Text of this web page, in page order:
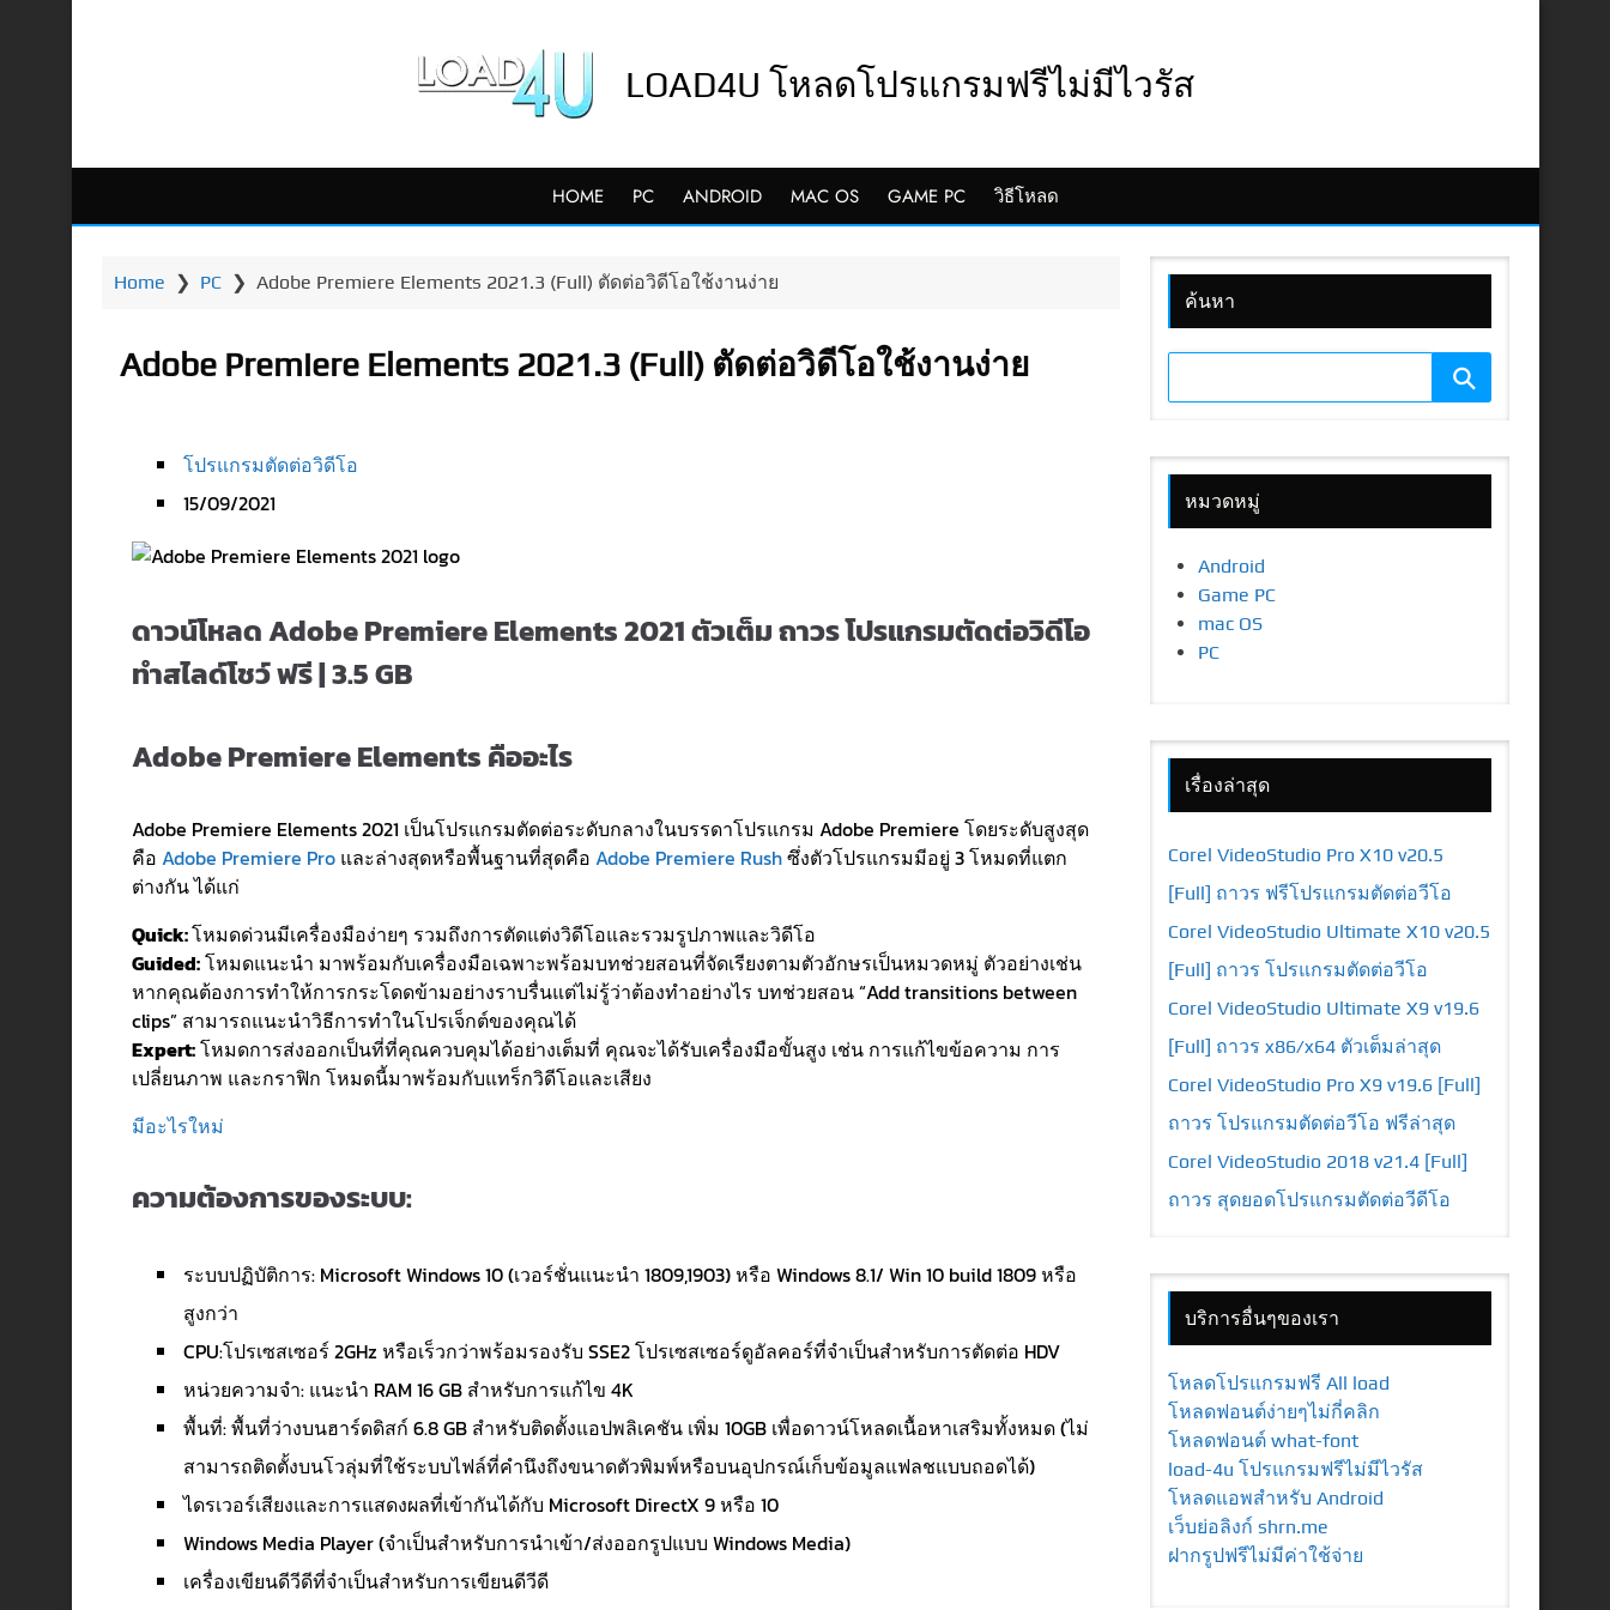
LOAD4U โหลดโปรแกรมฟรีไม่มีไวรัส
HOME PC ANDROID MAC OS GAME PC วิธีโหลด
Home ❯ PC❯ Adobe Premiere Elements 2021.3 (Full) ตัดต่อวิดีโอใช้งานง่าย
Adobe Premiere Elements 2021.3 (Full) ตัดต่อวิดีโอใช้งานง่าย
โปรแกรมตัดต่อวิดีโอ
15/09/2021
ดาวน์โหลด Adobe Premiere Elements 2021 ตัวเต็ม ถาวร โปรแกรมตัดต่อวิดีโอ
ทำสไลด์โชว์ ฟรี | 3.5 GB
Adobe Premiere Elements คืออะไร
Adobe Premiere Elements 2021 เป็นโปรแกรมตัดต่อระดับกลางในบรรดาโปรแกรม Adobe Premiere โดยระดับสูงสุด
คือ Adobe Premiere Proและล่างสุดหรือพื้นฐานที่สุดคือ Adobe Premiere Rushซึ่งตัวโปรแกรมมีอยู่ 3 โหมดที่แตก
ต่างกัน ได้แก่
Quick:โหมดด่วนมีเครื่องมือง่ายๆ รวมถึงการตัดแต่งวิดีโอและรวมรูปภาพและวิดีโอ
Guided:โหมดแนะนำ มาพร้อมกับเครื่องมือเฉพาะพร้อมบทช่วยสอนที่จัดเรียงตามตัวอักษรเป็นหมวดหมู่ ตัวอย่างเช่น
หากคุณต้องการทำให้การกระโดดข้ามอย่างราบรื่นแต่ไม่รู้ว่าต้องทำอย่างไร บทช่วยสอน “Add transitions between
clips” สามารถแนะนำวิธีการทำในโปรเจ็กต์ของคุณได้
Expert:โหมดการส่งออกเป็นที่ที่คุณควบคุมได้อย่างเต็มที่ คุณจะได้รับเครื่องมือขั้นสูง เช่น การแก้ไขข้อความ การ
เปลี่ยนภาพ และกราฟิก โหมดนี้มาพร้อมกับแทร็กวิดีโอและเสียง
มีอะไรใหม่
ความต้องการของระบบ:
ระบบปฏิบัติการ: Microsoft Windows 10 (เวอร์ชั่นแนะนำ 1809,1903) หรือ Windows 8.1/ Win 10 build 1809 หรือ
สูงกว่า
CPU:โปรเซสเซอร์ 2GHz หรือเร็วกว่าพร้อมรองรับ SSE2 โปรเซสเซอร์ดูอัลคอร์ที่จำเป็นสำหรับการตัดต่อ HDV
หน่วยความจำ: แนะนำ RAM 16 GB สำหรับการแก้ไข 4K
พื้นที่: พื้นที่ว่างบนฮาร์ดดิสก์ 6.8 GB สำหรับติดตั้งแอปพลิเคชัน เพิ่ม 10GB เพื่อดาวน์โหลดเนื้อหาเสริมทั้งหมด (ไม่
สามารถติดตั้งบนโวลุ่มที่ใช้ระบบไฟล์ที่คำนึงถึงขนาดตัวพิมพ์หรือบนอุปกรณ์เก็บข้อมูลแฟลชแบบถอดได้)
ไดรเวอร์เสียงและการแสดงผลที่เข้ากันได้กับ Microsoft DirectX 9 หรือ 10
Windows Media Player (จำเป็นสำหรับการนำเข้า/ส่งออกรูปแบบ Windows Media)
เครื่องเขียนดีวีดีที่จำเป็นสำหรับการเขียนดีวีดี
ค้นหา
หมวดหมู่
Android
Game PC
mac OS
PC
เรื่องล่าสุด
Corel VideoStudio Pro X10 v20.5
[Full] ถาวร ฟรีโปรแกรมตัดต่อวีโอ
Corel VideoStudio Ultimate X10 v20.5
[Full] ถาวร โปรแกรมตัดต่อวีโอ
Corel VideoStudio Ultimate X9 v19.6
[Full] ถาวร x86/x64 ตัวเต็มล่าสุด
Corel VideoStudio Pro X9 v19.6 [Full]
ถาวร โปรแกรมตัดต่อวีโอ ฟรีล่าสุด
Corel VideoStudio 2018 v21.4 [Full]
ถาวร สุดยอดโปรแกรมตัดต่อวีดีโอ
บริการอื่นๆของเรา
โหลดโปรแกรมฟรี All load
โหลดฟอนต์ง่ายๆไม่กี่คลิก
โหลดฟอนต์ what-font
load-4u โปรแกรมฟรีไม่มีไวรัส
โหลดแอพสำหรับ Android
เว็บย่อลิงก์ shrn.me
ฝากรูปฟรีไม่มีค่าใช้จ่าย